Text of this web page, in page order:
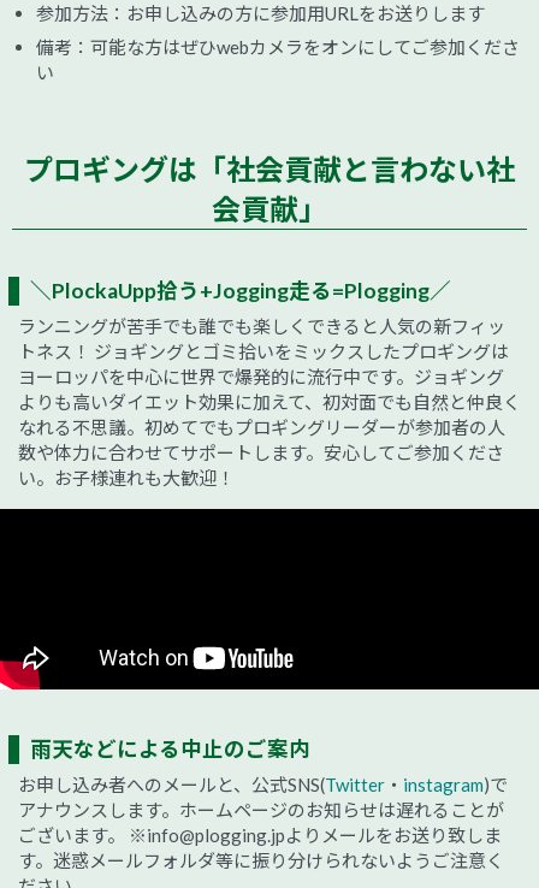
参加方法：お申し込みの方に参加用URLをお送りします
備考：可能な方はぜひwebカメラをオンにしてご参加くださ
い
プロギングは「社会貢献と言わない社
会貢献」
＼PlockaUpp拾う+Jogging走る=Plogging／
ランニングが苦手でも誰でも楽しくできると人気の新フィッ
トネス！ ジョギングとゴミ拾いをミックスしたプロギングは
ヨーロッパを中心に世界で爆発的に流行中です。ジョギング
よりも高いダイエット効果に加えて、初対面でも自然と仲良く
なれる不思議。初めてでもプロギングリーダーが参加者の人
数や体力に合わせてサポートします。安心してご参加くださ
い。お子様連れも大歓迎！
雨天などによる中止のご案内
お申し込み者へのメールと、公式SNS(Twitter ・ instagram)で
アナウンスします。ホームページのお知らせは遅れることが
ございます。
※info@plogging.jpよりメールをお送り致しま
す。迷惑メールフォルダ等に振り分けられないようご注意く